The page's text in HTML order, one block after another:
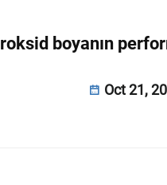
boyanın
Oct 21,